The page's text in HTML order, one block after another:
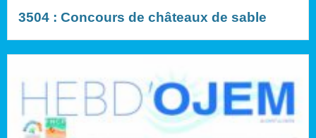
3504 : Concours de châteaux de sable